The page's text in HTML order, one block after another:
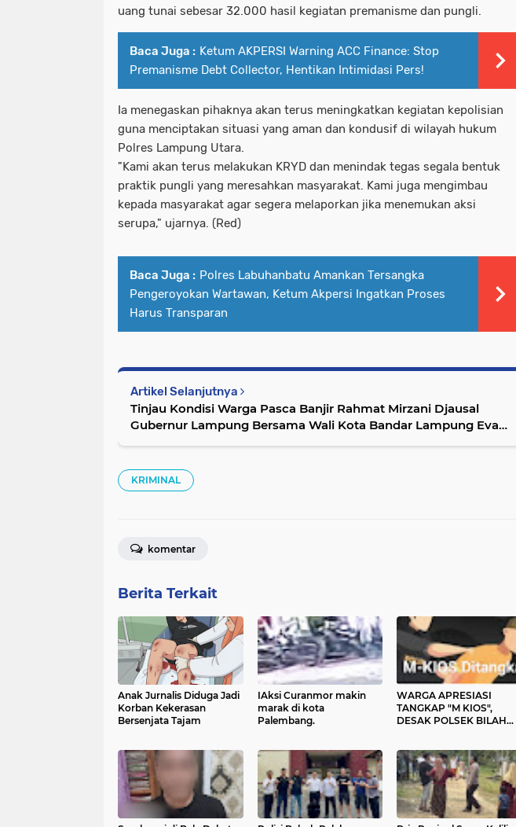
uang tunai sebesar 32.000 hasil kegiatan premanisme dan pungli.
Baca Juga : Ketum AKPERSI Warning ACC Finance: Stop
Premanisme Debt Collector, Hentikan Intimidasi Pers!
Ia menegaskan pihaknya akan terus meningkatkan kegiatan kepolisian
guna menciptakan situasi yang aman dan kondusif di wilayah hukum
Polres Lampung Utara.
"Kami akan terus melakukan KRYD dan menindak tegas segala bentuk
praktik pungli yang meresahkan masyarakat. Kami juga mengimbau
kepada masyarakat agar segera melaporkan jika menemukan aksi
serupa," ujarnya. (Red)
Baca Juga : Polres Labuhanbatu Amankan Tersangka
Pengeroyokan Wartawan, Ketum Akpersi Ingatkan Proses
Harus Transparan
Artikel Selanjutnya
Tinjau Kondisi Warga Pasca Banjir Rahmat Mirzani Djausal
Gubernur Lampung Bersama Wali Kota Bandar Lampung Eva
KRIMINAL
komentar
Berita Terkait
Anak Jurnalis Diduga Jadi
Korban Kekerasan
Bersenjata Tajam
IAksi Curanmor makin
marak di kota
Palembang.
WARGA APRESIASI
TANGKAP "M KIOS",
DESAK POLSEK BILAH